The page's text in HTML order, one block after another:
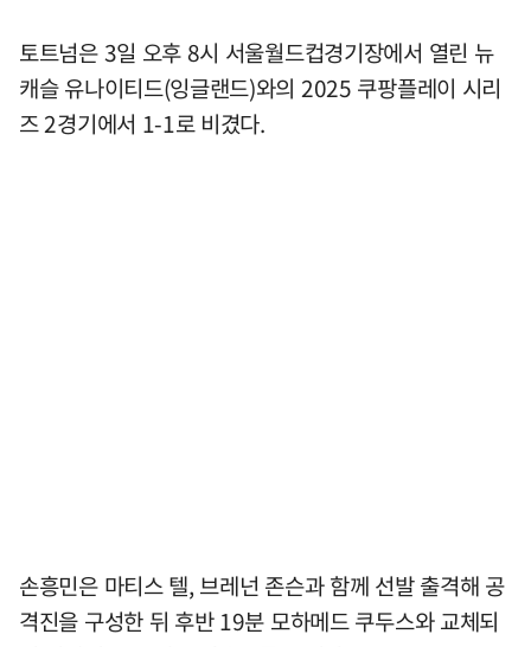
토트넘은 3일 오후 8시 서울월드컵경기장에서 열린 뉴
캐슬 유나이티드(잉글랜드)와의 2025 쿠팡플레이 시리
즈 2경기에서 1-1로 비겼다.
손흥민은 마티스 텔, 브레넌 존슨과 함께 선발 출격해 공
격진을 구성한 뒤 후반 19분 모하메드 쿠두스와 교체되